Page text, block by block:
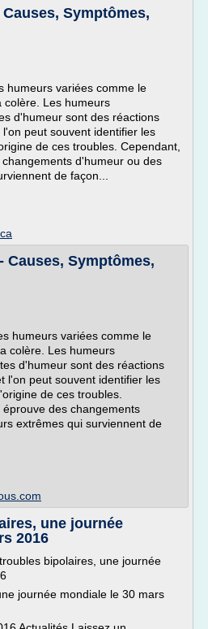
Symptômes,
humeurs variées comme le
colère. Les humeurs
d'humeur sont des réactions
peut souvent identifier les
de ces troubles. Cependant,
d'humeur ou des
de façon...
Causes, Symptômes,
humeurs variées comme le
colère. Les humeurs
d'humeur sont des réactions
l'on peut souvent identifier les
de ces troubles.
des changements
extrêmes qui surviennent de
une journée
2016
bipolaires, une journée
journée mondiale le 30 mars